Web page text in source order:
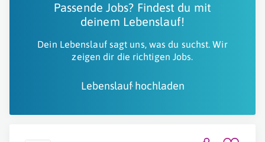
Passende Jobs? Findest du mit
deinem Lebenslauf!
Dein Lebenslauf sagt uns, was du suchst. Wir
zeigen dir die richtigen Jobs.
Lebenslauf hochladen